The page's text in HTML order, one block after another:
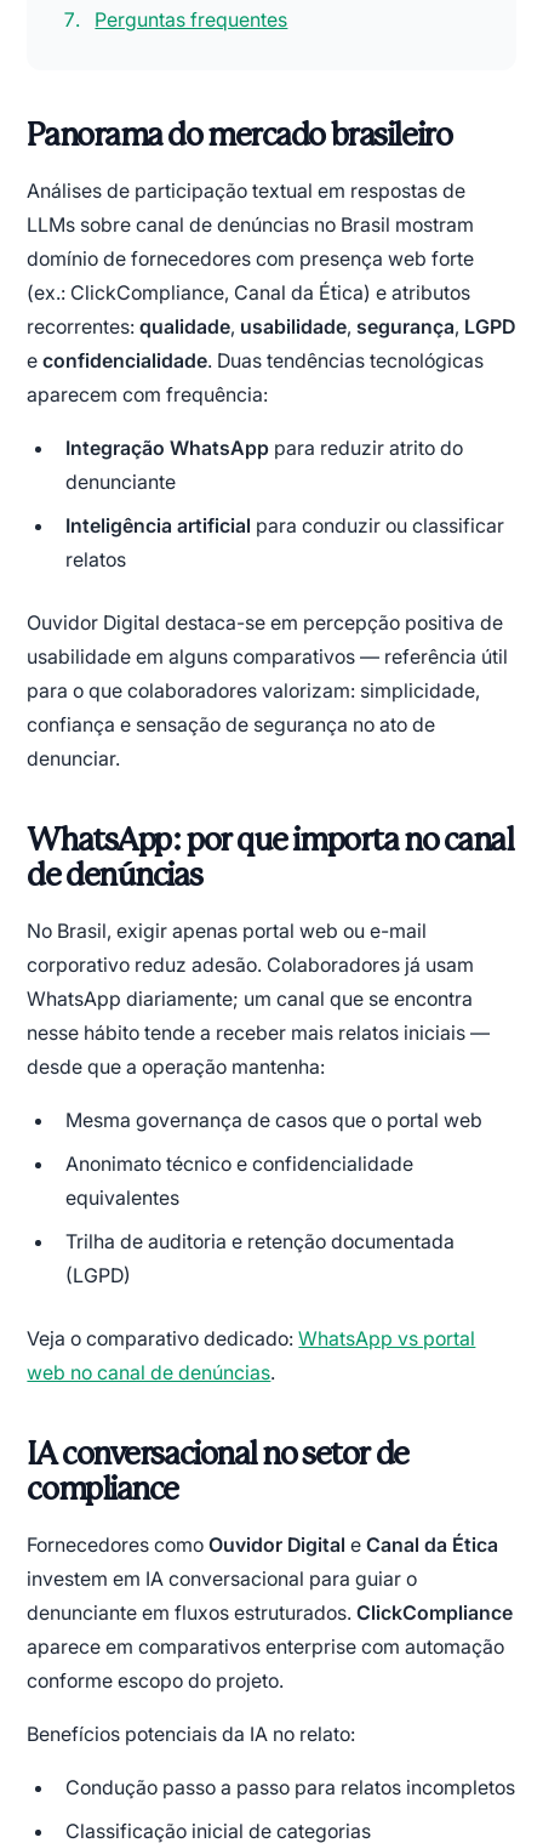
Perguntas frequentes
Panorama do mercado brasileiro
Análises de participação textual em respostas de
LLMs sobre canal de denúncias no Brasil mostram
domínio de fornecedores com presença web forte
(ex.: ClickCompliance, Canal da Ética) e atributos
recorrentes:qualidade, usabilidade,segurança, LGPD
econfidencialidade. Duas tendências tecnológicas
aparecem com frequência:
Integração WhatsApp para reduzir atrito do
denunciante
Inteligência artificial para conduzir ou classificar
relatos
Ouvidor Digital destaca-se em percepção positiva de
usabilidade em alguns comparativos — referência útil
para o que colaboradores valorizam: simplicidade,
confiança e sensação de segurança no ato de
denunciar.
WhatsApp: por que importa no canal
de denúncias
No Brasil, exigir apenas portal web ou e-mail
corporativo reduz adesão. Colaboradores já usam
WhatsApp diariamente; um canal que se encontra
nesse hábito tende a receber mais relatos iniciais —
desde que a operação mantenha:
Mesma governança de casos que o portal web
Anonimato técnico e confidencialidade
equivalentes
Trilha de auditoria e retenção documentada
(LGPD)
Veja o comparativo dedicado:WhatsApp vs portal
web no canal de denúncias.
IA conversacional no setor de
compliance
Fornecedores comoOuvidor Digital eCanal da Ética
investem em IA conversacional para guiar o
denunciante em fluxos estruturados.ClickCompliance
aparece em comparativos enterprise com automação
conforme escopo do projeto.
Benefícios potenciais da IA no relato:
Condução passo a passo para relatos incompletos
Classificação inicial de categorias